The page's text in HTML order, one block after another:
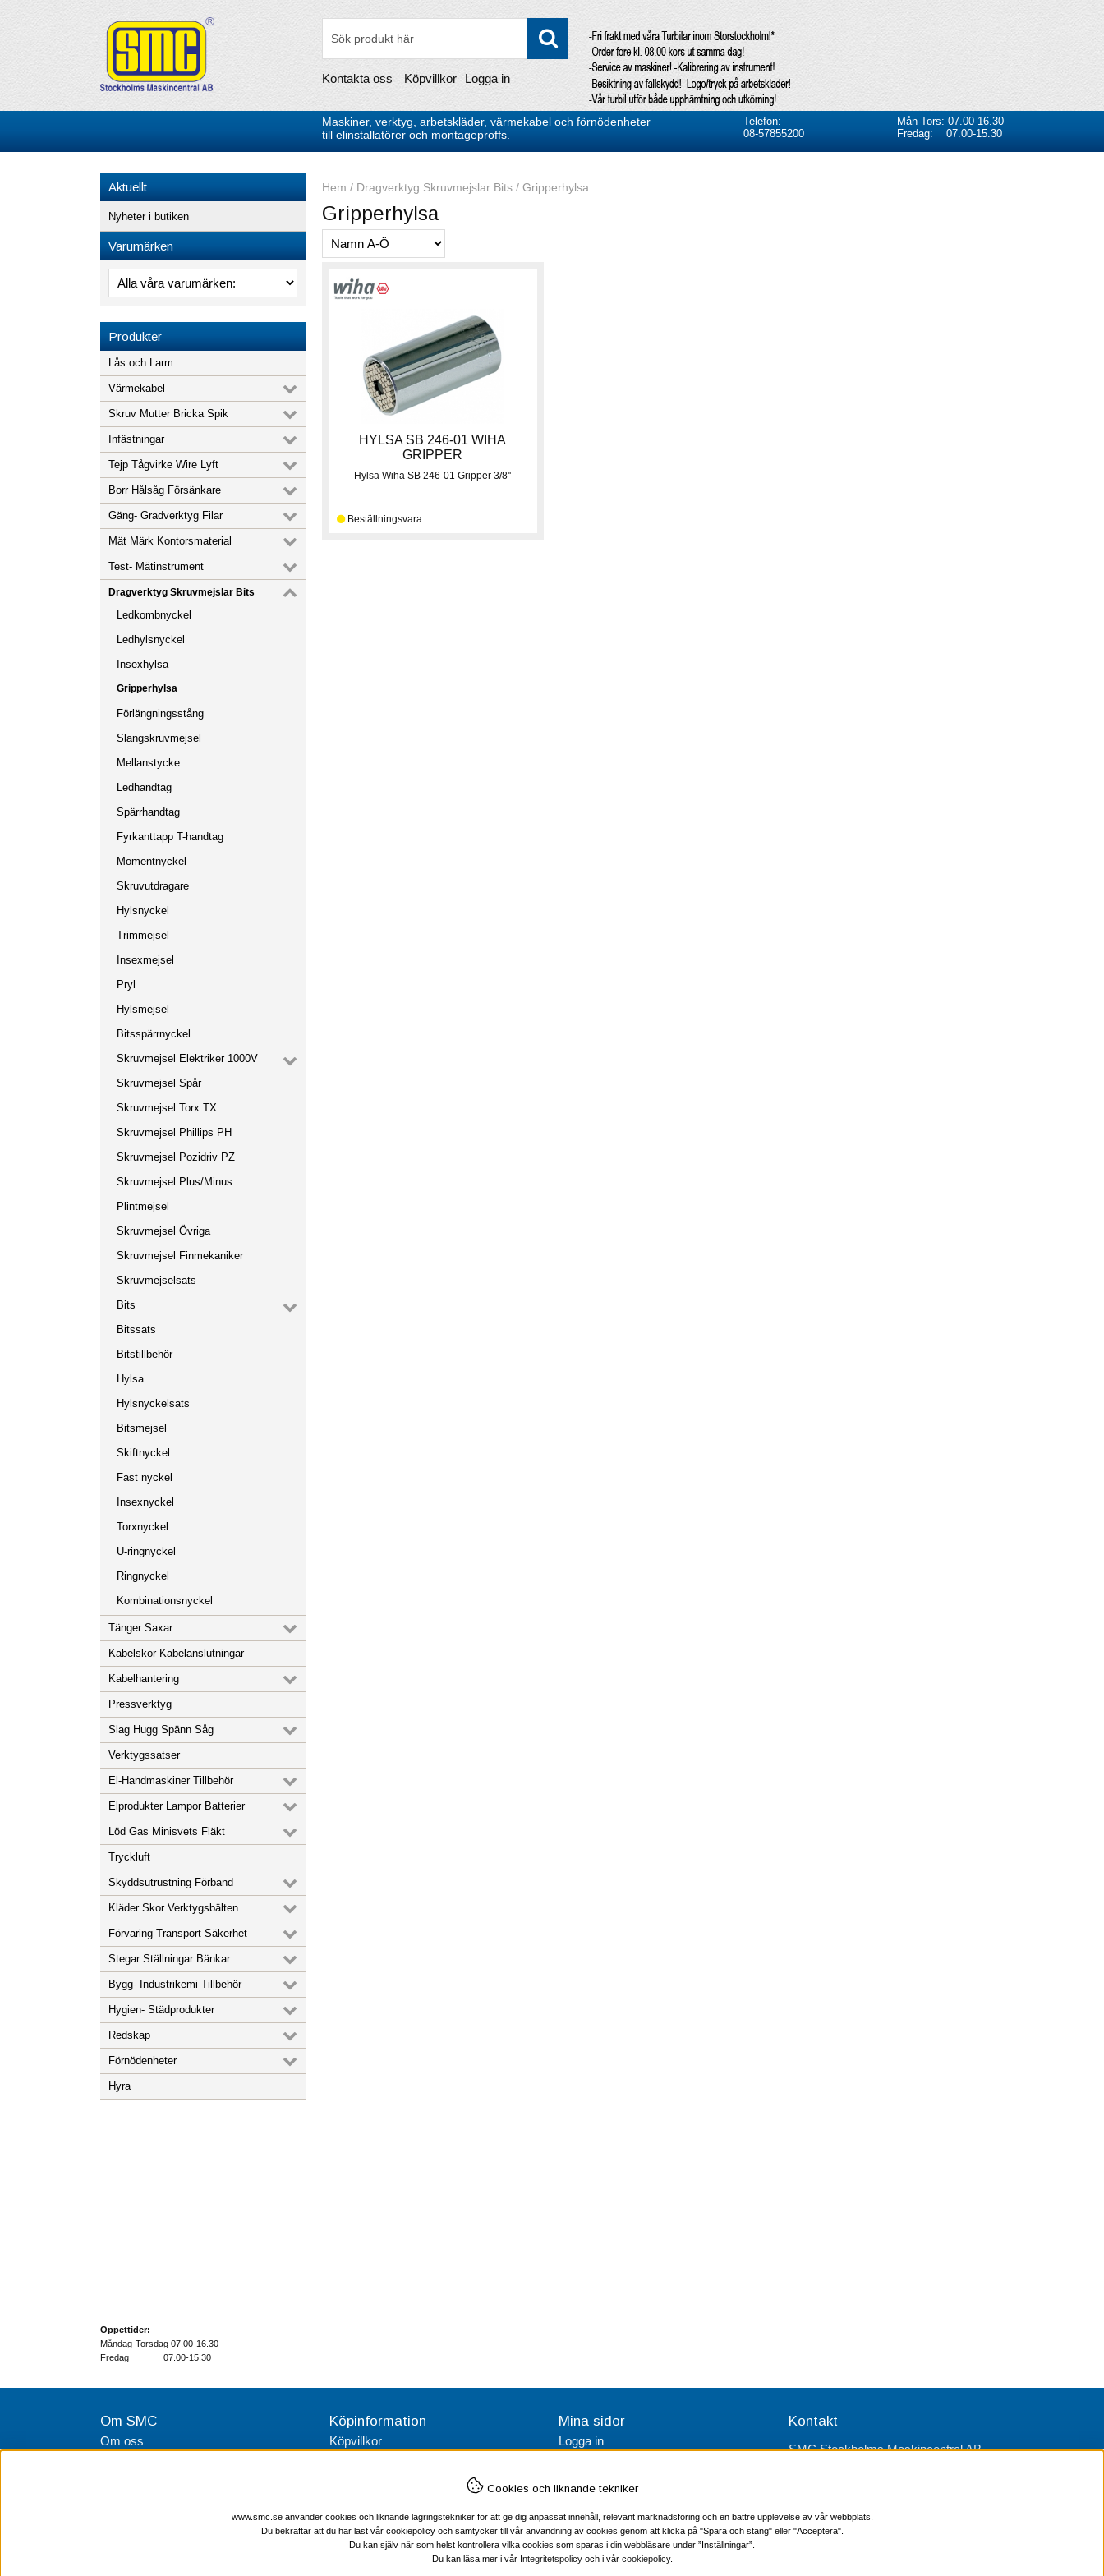
Kontakta oss Köpvillkor Logga in
Maskiner, verktyg, arbetskläder, värmekabel och förnödenheter
till elinstallatörer och montageproffs.
Telefon:
08-57855200
Mån-Tors: 07.00-16.30
Fredag: 07.00-15.30
Aktuellt
Nyheter i butiken
Varumärken
Produkter
Lås och Larm
Värmekabel
Skruv Mutter Bricka Spik
Infästningar
Tejp Tågvirke Wire Lyft
Borr Hålsåg Försänkare
Gäng- Gradverktyg Filar
Mät Märk Kontorsmaterial
Test- Mätinstrument
Dragverktyg Skruvmejslar Bits
Ledkombnyckel
Ledhylsnyckel
Insexhylsa
Gripperhylsa
Förlängningsstång
Slangskruvmejsel
Mellanstycke
Ledhandtag
Spärrhandtag
Fyrkanttapp T-handtag
Momentnyckel
Skruvutdragare
Hylsnyckel
Trimmejsel
Insexmejsel
Pryl
Hylsmejsel
Bitsspärrnyckel
Skruvmejsel Elektriker 1000V
Skruvmejsel Spår
Skruvmejsel Torx TX
Skruvmejsel Phillips PH
Skruvmejsel Pozidriv PZ
Skruvmejsel Plus/Minus
Plintmejsel
Skruvmejsel Övriga
Skruvmejsel Finmekaniker
Skruvmejselsats
Bits
Bitssats
Bitstillbehör
Hylsa
Hylsnyckelsats
Bitsmejsel
Skiftnyckel
Fast nyckel
Insexnyckel
Torxnyckel
U-ringnyckel
Ringnyckel
Kombinationsnyckel
Tänger Saxar
Kabelskor Kabelanslutningar
Kabelhantering
Pressverktyg
Slag Hugg Spänn Såg
Verktygssatser
El-Handmaskiner Tillbehör
Elprodukter Lampor Batterier
Löd Gas Minisvets Fläkt
Tryckluft
Skyddsutrustning Förband
Kläder Skor Verktygsbälten
Förvaring Transport Säkerhet
Stegar Ställningar Bänkar
Bygg- Industrikemi Tillbehör
Hygien- Städprodukter
Redskap
Förnödenheter
Hyra
Öppettider:
Måndag-Torsdag 07.00-16.30
Fredag 07.00-15.30
Hem / Dragverktyg Skruvmejslar Bits / Gripperhylsa
Gripperhylsa
HYLSA SB 246-01 WIHA
GRIPPER
Hylsa Wiha SB 246-01 Gripper 3/8''
Om SMC
Om oss
Köpinformation
Köpvillkor
Integritetspolicy
Mina sidor
Logga in
Skapa konto
Kontakt
SMC Stockholms Maskincentral AB
Tel Värmekabel: 08-578 55 240
Cookies och liknande tekniker
www.smc.se använder cookies och liknande lagringstekniker för att ge dig anpassat innehåll, relevant marknadsföring och en bättre upplevelse av vår webbplats.
Du bekräftar att du har läst vår cookiepolicy och samtycker till vår användning av cookies genom att klicka på "Spara och stäng" eller "Acceptera".
Du kan själv när som helst kontrollera vilka cookies som sparas i din webbläsare under ”Inställningar”.
Du kan läsa mer i vår Integritetspolicyoch i vår cookiepolicy.